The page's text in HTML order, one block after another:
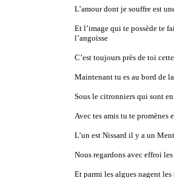
L’amour dont je souffre est
Et l’image qui te possède te
l’angoisse
C’est toujours près de toi
Maintenant tu es au bord de
Sous le citronniers qui sont
Avec tes amis tu te promènes
L’un est Nissard il y a un
Nous regardons avec effroi
Et parmi les algues nagent